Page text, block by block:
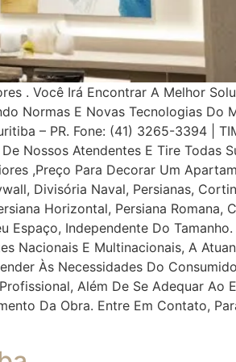
. Você Irá Encontrar A Melhor
Normas E Novas Tecnologias Do
– PR. Fone: (41) 3265-3394 |
Nossos Atendentes E Tire Todas
,Preço Para Decorar Um
Divisória Naval, Persianas,
Horizontal, Persiana Romana,
Espaço, Independente Do
Nacionais E Multinacionais, A
Às Necessidades Do
Além De Se Adequar Ao
Da Obra. Entre Em Contato,